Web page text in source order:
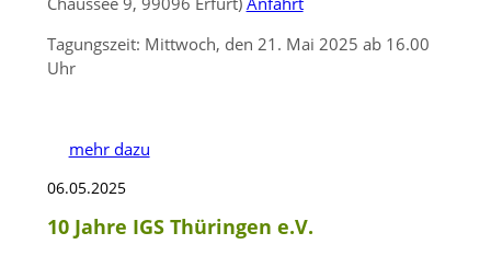
Tagungszeit: Mittwoch, den 21. Mai 2025 ab 16.00
Uhr
mehr dazu
06.05.2025
10 Jahre IGS Thüringen e.V.